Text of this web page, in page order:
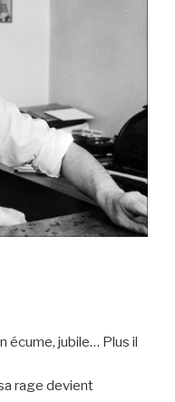
écume, jubile… Plus il
rage devient